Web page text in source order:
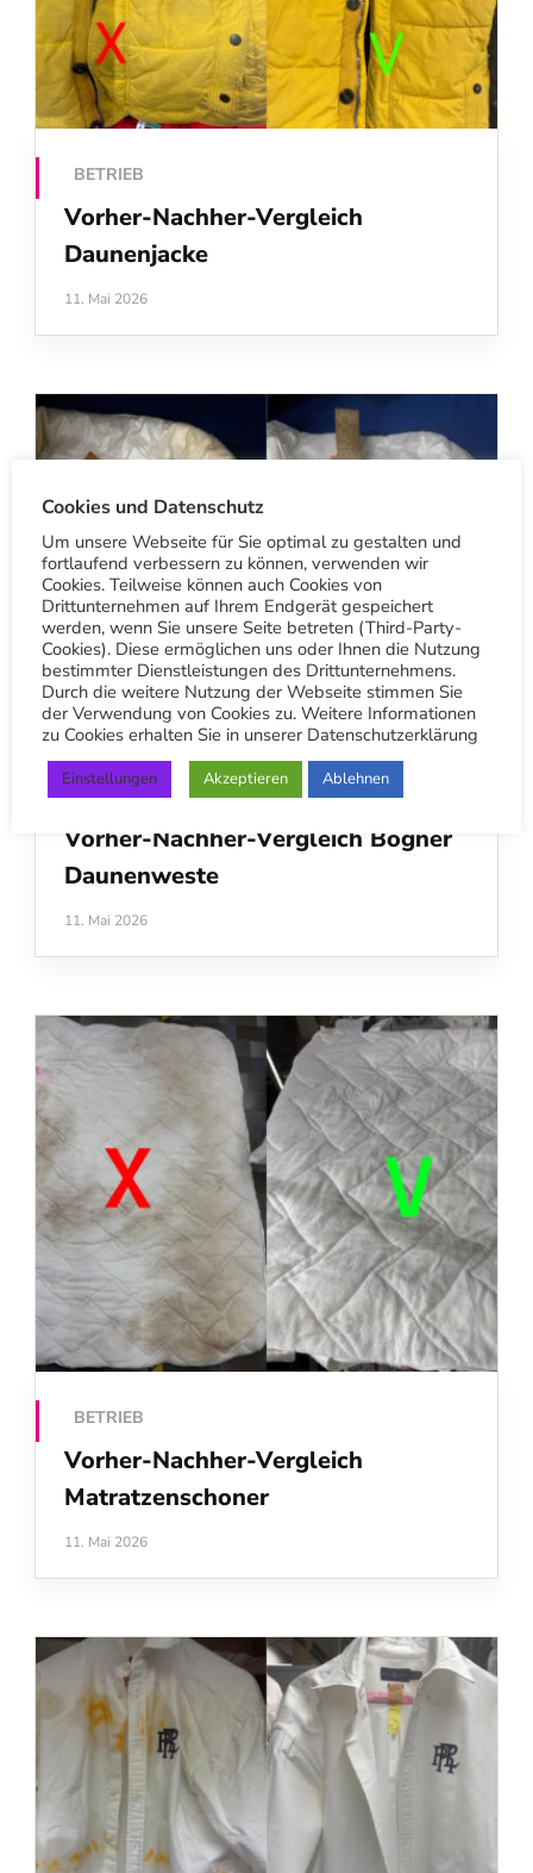
BETRIEB
Vorher-Nachher-Vergleich
Daunenjacke
11. Mai 2026
BETRIEB
Vorher-Nachher-Vergleich Bogner
Daunenweste
11. Mai 2026
BETRIEB
Vorher‑Nachher‑Vergleich
Matratzenschoner
11. Mai 2026
Cookies und Datenschutz
Um unsere Webseite für Sie optimal zu gestalten und
fortlaufend verbessern zu können, verwenden wir
Cookies. Teilweise können auch Cookies von
Drittunternehmen auf Ihrem Endgerät gespeichert
werden, wenn Sie unsere Seite betreten (Third-Party-
Cookies). Diese ermöglichen uns oder Ihnen die Nutzung
bestimmter Dienstleistungen des Drittunternehmens.
Durch die weitere Nutzung der Webseite stimmen Sie
der Verwendung von Cookies zu. Weitere Informationen
zu Cookies erhalten Sie in unserer Datenschutzerklärung
Einstellungen Akzeptieren Ablehnen